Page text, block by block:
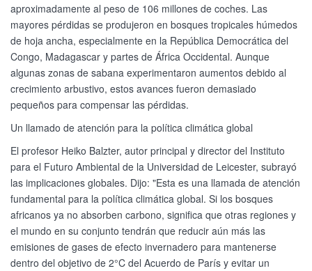
aproximadamente al peso de 106 millones de coches. Las
mayores pérdidas se produjeron en bosques tropicales húmedos
de hoja ancha, especialmente en la República Democrática del
Congo, Madagascar y partes de África Occidental. Aunque
algunas zonas de sabana experimentaron aumentos debido al
crecimiento arbustivo, estos avances fueron demasiado
pequeños para compensar las pérdidas.
Un llamado de atención para la política climática global
El profesor Heiko Balzter, autor principal y director del Instituto
para el Futuro Ambiental de la Universidad de Leicester, subrayó
las implicaciones globales. Dijo: "Esta es una llamada de atención
fundamental para la política climática global. Si los bosques
africanos ya no absorben carbono, significa que otras regiones y
el mundo en su conjunto tendrán que reducir aún más las
emisiones de gases de efecto invernadero para mantenerse
dentro del objetivo de 2°C del Acuerdo de París y evitar un